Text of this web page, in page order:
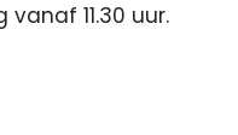
11.30 uur.